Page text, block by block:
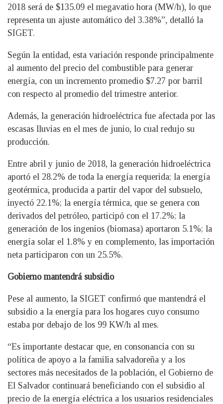
2018 será de $135.09 el megavatio hora (MW/h), lo que
representa un ajuste automático del 3.38%”, detalló la
SIGET.
Según la entidad, esta variación responde principalmente
al aumento del precio del combustible para generar
energía, con un incremento promedio $7.27 por barril
con respecto al promedio del trimestre anterior.
Además, la generación hidroeléctrica fue afectada por las
escasas lluvias en el mes de junio, lo cual redujo su
producción.
Entre abril y junio de 2018, la generación hidroeléctrica
aportó el 28.2% de toda la energía requerida; la energía
geotérmica, producida a partir del vapor del subsuelo,
inyectó 22.1%; la energía térmica, que se genera con
derivados del petróleo, participó con el 17.2%; la
generación de los ingenios (biomasa) aportaron 5.1%; la
energía solar el 1.8% y en complemento, las importación
neta participaron con un 25.5%.
Gobierno mantendrá subsidio
Pese al aumento, la SIGET confirmó que mantendrá el
subsidio a la energía para los hogares cuyo consumo
estaba por debajo de los 99 KW/h al mes.
“Es importante destacar que, en consonancia con su
política de apoyo a la familia salvadoreña y a los
sectores más necesitados de la población, el Gobierno de
El Salvador continuará beneficiando con el subsidio al
precio de la energía eléctrica a los usuarios residenciales